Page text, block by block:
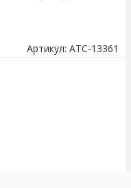
Артикул: ATC-13361